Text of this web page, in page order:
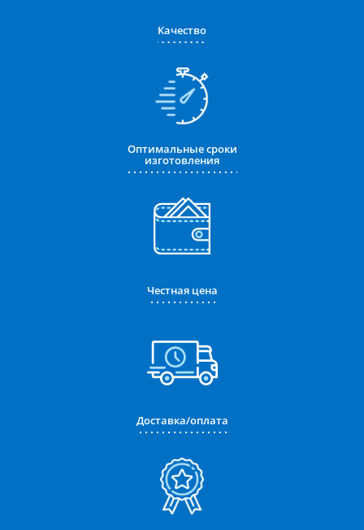
Качество
Оптимальные сроки
изготовления
Честная цена
Доставка/оплата